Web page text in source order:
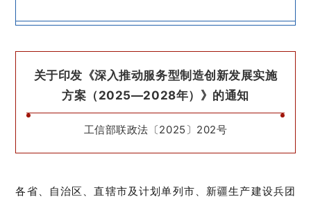
关于印发《深入推动服务型制造创新发展实施
方案（2025—2028年）》的通知
工信部联政法〔2025〕202号
各省、自治区、直辖市及计划单列市、新疆生产建设兵团